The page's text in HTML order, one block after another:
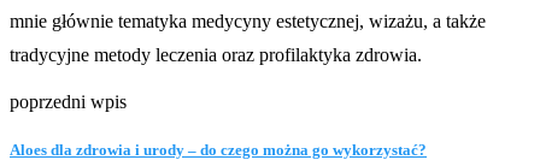
mnie głównie tematyka medycyny estetycznej, wizażu, a także
tradycyjne metody leczenia oraz profilaktyka zdrowia.
poprzedni wpis
Aloes dla zdrowia i urody – do czego można go wykorzystać?